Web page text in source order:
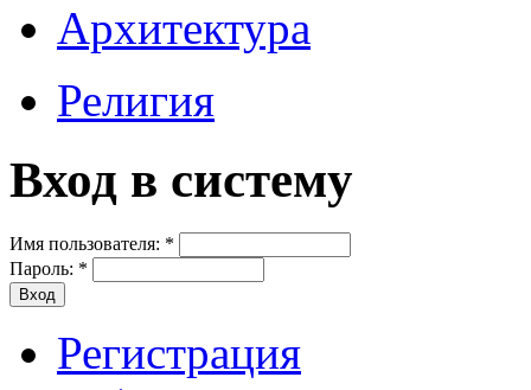
Архитектура
Религия
Вход в систему
Имя пользователя: *
Пароль: *
Регистрация